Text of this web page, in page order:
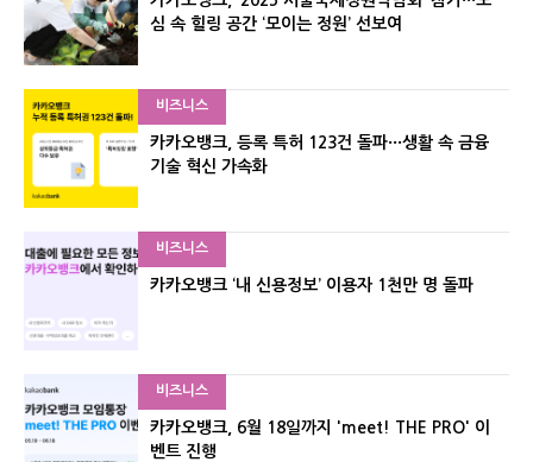
심 속 힐링 공간 ‘모이는 정원’ 선보여
비즈니스
카카오뱅크, 등록 특허 123건 돌파···생활 속 금융
기술 혁신 가속화
비즈니스
카카오뱅크 ‘내 신용정보’ 이용자 1천만 명 돌파
비즈니스
카카오뱅크, 6월 18일까지 'meet! THE PRO' 이
벤트 진행